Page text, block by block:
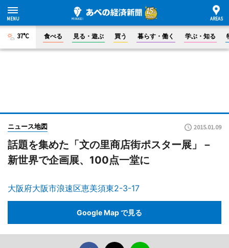
37°C 食べる 見る・遊ぶ 買う 暮らす・働く 学ぶ・知る
ニュース地図 2015.01.09
話題を集めた「文の里商店街ポスター展」－
新世界で企画展、100点一堂に
大阪府大阪市浪速区恵美須東2-3-17
Google Map で見る